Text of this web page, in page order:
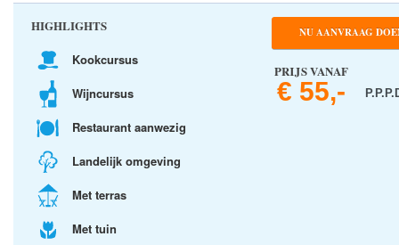
HIGHLIGHTS
Kookcursus
Wijncursus
Restaurant aanwezig
Landelijk omgeving
Met terras
Met tuin
NU AANVRAAG
PRIJS VANAF
€ 55,-